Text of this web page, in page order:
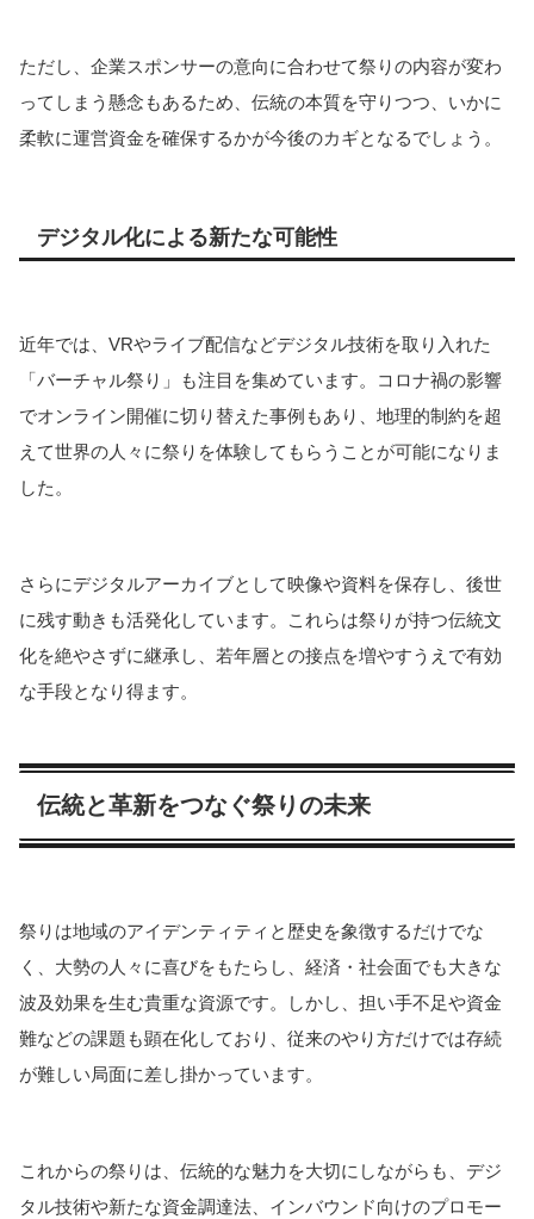
ただし、企業スポンサーの意向に合わせて祭りの内容が変わ
ってしまう懸念もあるため、伝統の本質を守りつつ、いかに
柔軟に運営資金を確保するかが今後のカギとなるでしょう。
デジタル化による新たな可能性
近年では、VRやライブ配信などデジタル技術を取り入れた
「バーチャル祭り」も注目を集めています。コロナ禍の影響
でオンライン開催に切り替えた事例もあり、地理的制約を超
えて世界の人々に祭りを体験してもらうことが可能になりま
した。
さらにデジタルアーカイブとして映像や資料を保存し、後世
に残す動きも活発化しています。これらは祭りが持つ伝統文
化を絶やさずに継承し、若年層との接点を増やすうえで有効
な手段となり得ます。
伝統と革新をつなぐ祭りの未来
祭りは地域のアイデンティティと歴史を象徴するだけでな
く、大勢の人々に喜びをもたらし、経済・社会面でも大きな
波及効果を生む貴重な資源です。しかし、担い手不足や資金
難などの課題も顕在化しており、従来のやり方だけでは存続
が難しい局面に差し掛かっています。
これからの祭りは、伝統的な魅力を大切にしながらも、デジ
タル技術や新たな資金調達法、インバウンド向けのプロモー